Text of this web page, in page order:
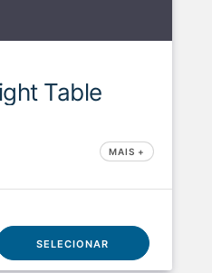
Table
MAIS +
SELECIONAR